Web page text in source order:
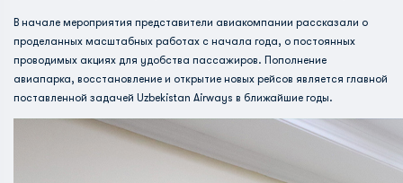
В начале мероприятия представители авиакомпании рассказали о
проделанных масштабных работах с начала года, о постоянных
проводимых акциях для удобства пассажиров. Пополнение
авиапарка, восстановление и открытие новых рейсов является главной
поставленной задачей Uzbekistan Airways в ближайшие годы.